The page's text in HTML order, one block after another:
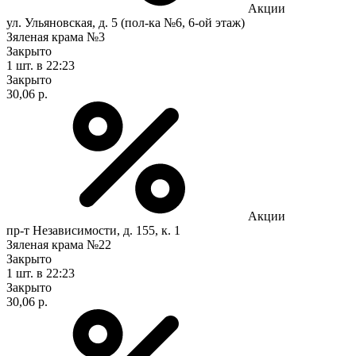
Акции
ул. Ульяновская, д. 5 (пол-ка №6, 6-ой этаж)
Зяленая крама №3
Закрыто
1 шт. в 22:23
Закрыто
30,06 р.
Акции
пр-т Независимости, д. 155, к. 1
Зяленая крама №22
Закрыто
1 шт. в 22:23
Закрыто
30,06 р.